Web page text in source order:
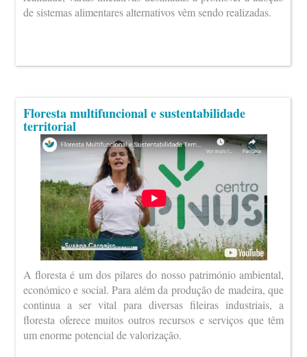
de sistemas alimentares alternativos vêm sendo realizadas.
Floresta multifuncional e sustentabilidade
territorial
A floresta é um dos pilares do nosso património ambiental,
económico e social. Para além da produção de madeira, que
continua a ser vital para diversas fileiras industriais, a
floresta oferece muitos outros recursos e serviços que têm
um enorme potencial de valorização.